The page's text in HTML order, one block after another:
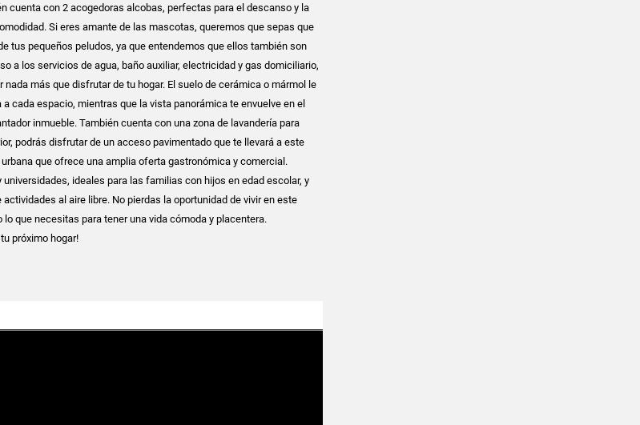
cuenta con 2 acogedoras alcobas, perfectas para el descanso y la
Si eres amante de las mascotas, queremos que sepas que
tus pequeños peludos, ya que entendemos que ellos también son
a los servicios de agua, baño auxiliar, electricidad y gas domiciliario,
nada más que disfrutar de tu hogar. El suelo de cerámica o mármol le
cada espacio, mientras que la vista panorámica te envuelve en el
inmueble. También cuenta con una zona de lavandería para
podrás disfrutar de un acceso pavimentado que te llevará a este
que ofrece una amplia oferta gastronómica y comercial.
ideales para las familias con hijos en edad escolar, y
al aire libre. No pierdas la oportunidad de vivir en este
que necesitas para tener una vida cómoda y placentera.
próximo hogar!